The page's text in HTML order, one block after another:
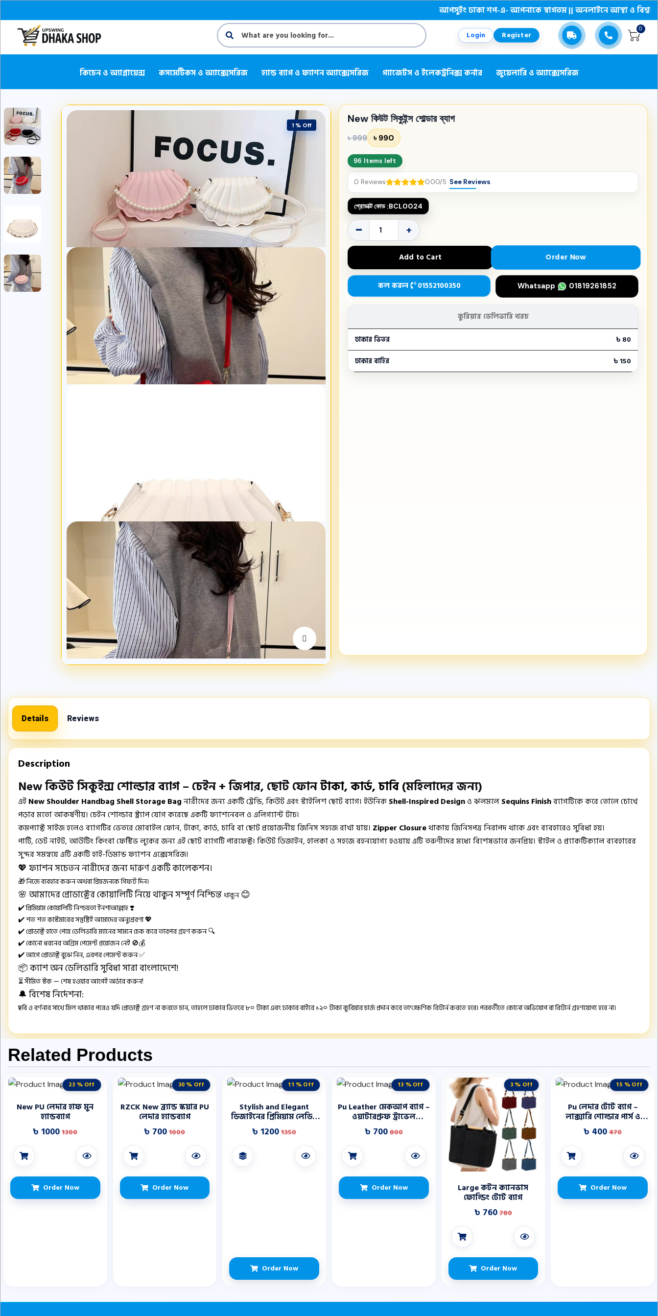
আপসুইং ঢাকা শপ-এ- আপনাকে স্বাগতম || অনলাইনে আস্থা ও বিশ্বস্ততার সাথে
Login Register
0
কিচেন ও অ্যাপ্লায়েন্স কসমেটিকস ও অ্যাক্সেসরিজ হ্যান্ড ব্যাগ ও ফ্যাশন অ্যাক্সেসরিজ গ্যাজেটস ও ইলেকট্রনিক্স কর্নার জুয়েলারি ও অ্যাক্সেসরিজ
1 % Off
New কিউট সিকুইন্স শোল্ডার ব্যাগ
৳ 999 ৳ 990
96 Items left
0 Reviews 0.00/5 See Reviews
প্রোডাক্ট কোড :BCL0024
- +
Add to Cart Order Now
কল করুন 01552100350 Whatsapp 01819261852
কুরিয়ার ডেলিভারি খরচ
ঢাকার ভিতর
৳ 80
ঢাকার বাহির
৳ 150
Details Reviews
Description
New কিউট সিকুইন্স শোল্ডার ব্যাগ – চেইন + জিপার, ছোট ফোনটাকা, কার্ড, চাবি(মহিলাদের জন্য)
এইNew Shoulder Handbag Shell Storage Bagনারীদের জন্য একটি ট্রেন্ডি, কিউট এবং স্টাইলিশ ছোট ব্যাগ। ইউনিকShell-Inspired Designও ঝলমলেSequins Finishব্যাগটিকে করে তোলে চোখে
পড়ার মতো আকর্ষণীয়। চেইন শোল্ডার স্ট্র্যাপ যোগ করেছে একটি ফ্যাশনেবল ও এলিগ্যান্ট টাচ।
কমপ্যাক্ট সাইজ হলেও ব্যাগটির ভেতরে মোবাইল ফোন, টাকা, কার্ড, চাবি বা ছোট প্রয়োজনীয় জিনিস সহজে রাখা যায়। Zipper Closureথাকায় জিনিসপত্র নিরাপদ থাকে এবং ব্যবহারেও সুবিধা হয়।
পার্টি, ডেট নাইট, আউটিং কিংবা ফেস্টিভ লুকের জন্য এই ছোট ব্যাগটি পারফেক্ট। কিউট ডিজাইন, হালকা ও সহজে বহনযোগ্য হওয়ায় এটি তরুণীদের মধ্যে বিশেষভাবে জনপ্রিয়। স্টাইল ও প্র্যাকটিক্যাল ব্যবহারের
সুন্দর সমন্বয়ে এটি একটি হাই-ডিমান্ড ফ্যাশন এক্সেসরিজ।
💖 ফ্যাশন সচেতন নারীদের জন্য দারুণ একটি কালেকশন।
🎁 নিজে ব্যবহার করুন অথবা প্রিয়জনকে গিফট দিন।
🌸 আমাদের প্রোডাক্টের কোয়ালিটি নিয়ে থাকুন সম্পূর্ণ নিশ্চিন্তথাকুন😊
✔️ প্রিমিয়াম কোয়ালিটি নিশ্চয়তা ইনশাআল্লাহ ❣️
✔️ শত শত কাস্টমারের সন্তুষ্টিই আমাদের অনুপ্রেরণা 💖
✔️ প্রোডাক্ট হাতে পেয়ে ডেলিভারি ম্যানের সামনে চেক করে তারপর গ্রহণ করুন 🔍
✔️ কোনো ধরনের অগ্রিম পেমেন্ট প্রয়োজন নেই 🚫💰
✔️ আগে প্রোডাক্ট বুঝে নিন, এরপর পেমেন্ট করুন ✅
📦 ক্যাশ অন ডেলিভারি সুবিধা সারা বাংলাদেশে!
⏳ সীমিত স্টক — শেষ হওয়ার আগেই অর্ডার করুন!
🔔 বিশেষ নির্দেশনা:
ছবি ও বর্ণনার সাথে মিল থাকার পরেও যদি প্রোডাক্ট গ্রহণ না করতে চান, তাহলে ঢাকার ভিতরে ৮০ টাকা এবং ঢাকার বাইরে ১২০ টাকা কুরিয়ার চার্জ প্রদান করে তাৎক্ষণিক রিটার্ন করতে হবে। পরবর্তীতে কোনো অভিযোগ বা রিটার্ন গ্রহণযোগ্য হবে না।
Related Products
23 % Off
New PU লেদার হাফ মুন
হ্যান্ডব্যাগ
৳ 10001300
Order Now
30 % Off
RZCK New ব্র্যান্ড স্কয়ার PU
লেদার হ্যান্ডব্যাগ
৳ 7001000
Order Now
11 % Off
Stylish and Elegant
ডিজাইনের প্রিমিয়াম লেডিস
হ্যান্ডব্যাগ
৳ 12001350
Order Now
13 % Off
Pu Leather মেকআপ ব্যাগ –
ওয়াটারপ্রুফ ট্রাভেল
টয়লেটরি
৳ 700800
Order Now
3 % Off
Large কটন ক্যানভাস
ফোল্ডিং টোট ব্যাগ
৳ 760780
Order Now
15 % Off
Pu লেদার টোট ব্যাগ –
লাক্সারি শোল্ডার পার্স ও
ওয়ালেট
৳ 400470
Order Now